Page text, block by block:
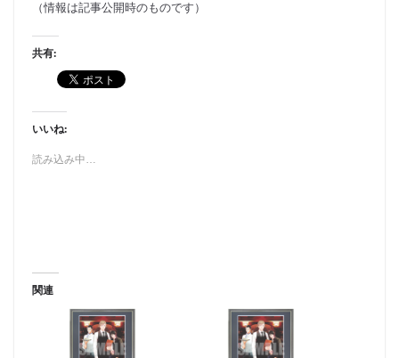
（情報は記事公開時のものです）
共有:
いいね:
読み込み中…
関連